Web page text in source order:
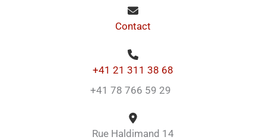
Contact
+41 21 311 38 68
+41 78 766 59 29
Rue Haldimand 14